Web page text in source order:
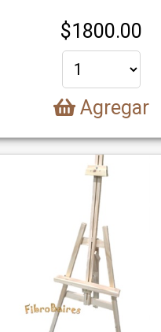
$1800.00
Agregar